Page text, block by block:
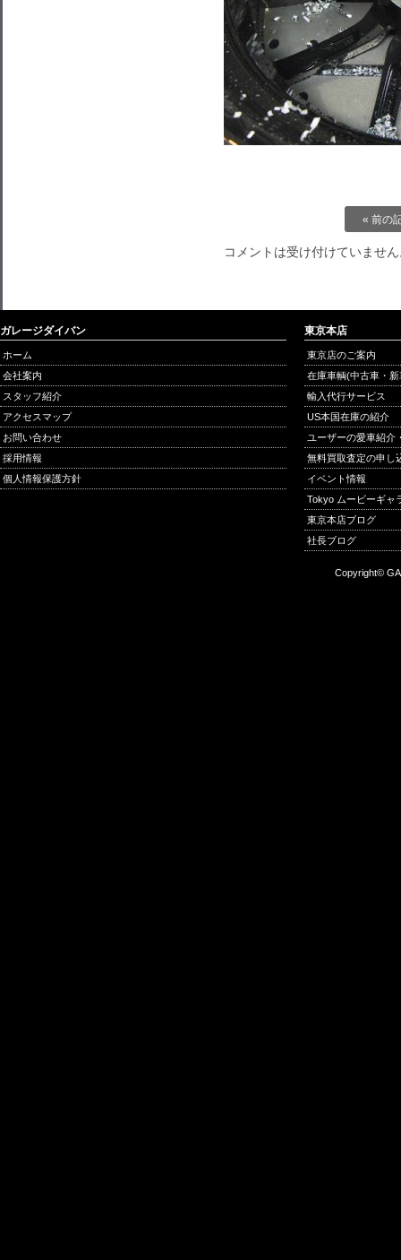
« 前の
コメントは受け付けていませ
ガレージダイバン
ホーム
会社案内
スタッフ紹介
アクセスマップ
お問い合わせ
採用情報
個人情報保護方針
東京本店
東京店のご案内
在庫車輌(中古車・
輸入代行サービス
US本国在庫の紹介
ユーザーの愛車紹介
無料買取査定の申し
イベント情報
Tokyo ムービーギャ
東京本店ブログ
社長ブログ
Copyright©